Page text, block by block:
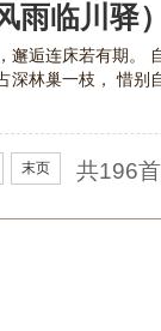
雨临川驿
邂逅连床若有期。
深林巢一枝， 惜别
末页 共196